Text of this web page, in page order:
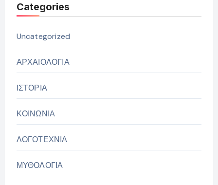
Categories
Uncategorized
ΑΡΧΑΙΟΛΟΓΙΑ
ΙΣΤΟΡΙΑ
ΚΟΙΝΩΝΙΑ
ΛΟΓΟΤΕΧΝΙΑ
ΜΥΘΟΛΟΓΙΑ